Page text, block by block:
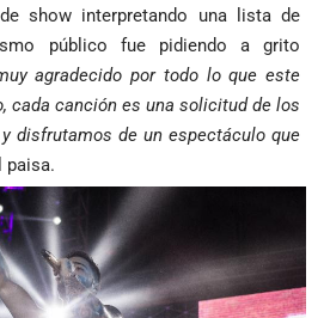
show interpretando una lista de
público fue pidiendo a grito
agradecido por todo lo que este
cada canción es una solicitud de los
disfrutamos de un espectáculo que
paisa.